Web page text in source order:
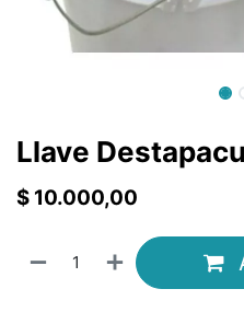
Llave
$ 10.000,00